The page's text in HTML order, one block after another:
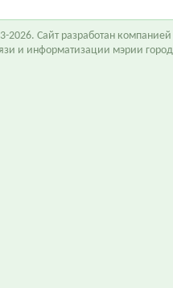
2026. Сайт разработан компанией
и информатизации мэрии